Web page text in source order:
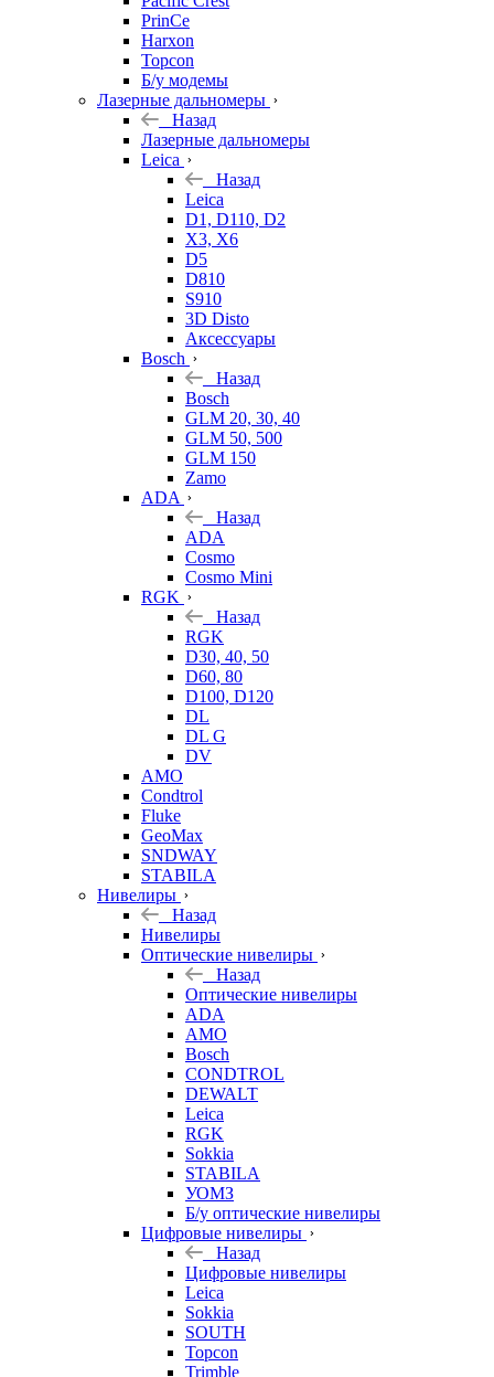
PrinCe
Harxon
Topcon
Б/у модемы
Лазерные дальномеры
Назад
Лазерные дальномеры
Leica
Назад
Leica
D1, D110, D2
X3, X6
D5
D810
S910
3D Disto
Аксессуары
Bosch
Назад
Bosch
GLM 20, 30, 40
GLM 50, 500
GLM 150
Zamo
ADA
Назад
ADA
Cosmo
Cosmo Mini
RGK
Назад
RGK
D30, 40, 50
D60, 80
D100, D120
DL
DL G
DV
AMO
Condtrol
Fluke
GeoMax
SNDWAY
STABILA
Нивелиры
Назад
Нивелиры
Оптические нивелиры
Назад
Оптические нивелиры
ADA
AMO
Bosch
CONDTROL
DEWALT
Leica
RGK
Sokkia
STABILA
УОМЗ
Б/у оптические нивелиры
Цифровые нивелиры
Назад
Цифровые нивелиры
Leica
Sokkia
SOUTH
Topcon
Trimble